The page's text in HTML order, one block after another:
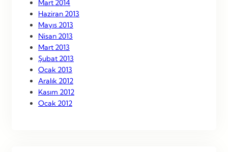
Mart 2014
Haziran 2013
Mayıs 2013
Nisan 2013
Mart 2013
Şubat 2013
Ocak 2013
Aralık 2012
Kasım 2012
Ocak 2012